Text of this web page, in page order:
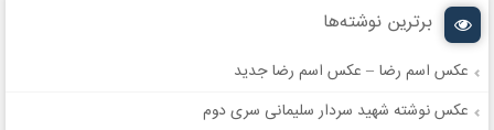
برترین نوشته‌ها
عکس اسم رضا – عکس اسم رضا جدید
عکس نوشته شهید سردار سلیمانی سری دوم